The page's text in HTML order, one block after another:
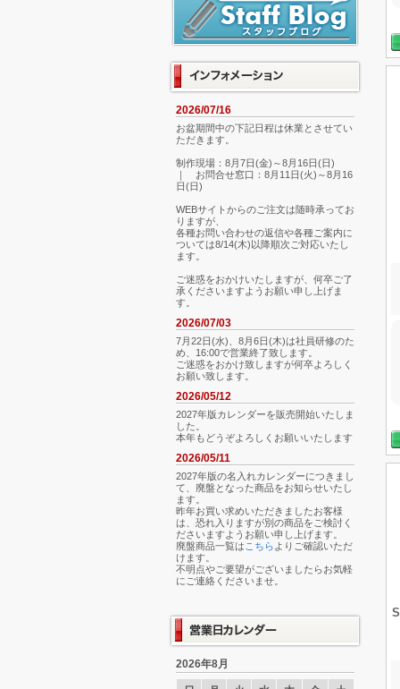
2026/07/16
お盆期間中の下記日程は休業とさせてい
ただきます。
制作現場：8月7日(金)～8月16日(日)
｜ お問合せ窓口：8月11日(火)～8月16
日(日)
WEBサイトからのご注文は随時承ってお
りますが、
各種お問い合わせの返信や各種ご案内に
ついては8/14(木)以降順次ご対応いたし
ます。
ご迷惑をおかけいたしますが、何卒ご了
承くださいますようお願い申し上げま
す。
2026/07/03
7月22日(水)、8月6日(木)は社員研修のた
め、16:00で営業終了致します。
ご迷惑をおかけ致しますが何卒よろしく
お願い致します。
2026/05/12
2027年版カレンダーを販売開始いたしま
した。
本年もどうぞよろしくお願いいたします
2026/05/11
2027年版の名入れカレンダーにつきまし
て、廃盤となった商品をお知らせいたし
ます。
昨年お買い求めいただきましたお客様
は、恐れ入りますが別の商品をご検討く
ださいますようお願い申し上げます。
廃盤商品一覧は こちら よりご確認いただ
けます。
不明点やご要望がございましたらお気軽
にご連絡くださいませ。
2026年8月